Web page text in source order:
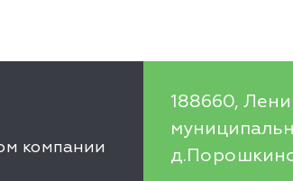
компании
188660,